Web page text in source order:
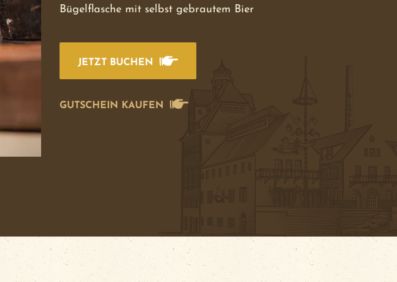
Bügelflasche mit selbst gebrautem Bier
JETZT BUCHEN
GUTSCHEIN KAUFEN